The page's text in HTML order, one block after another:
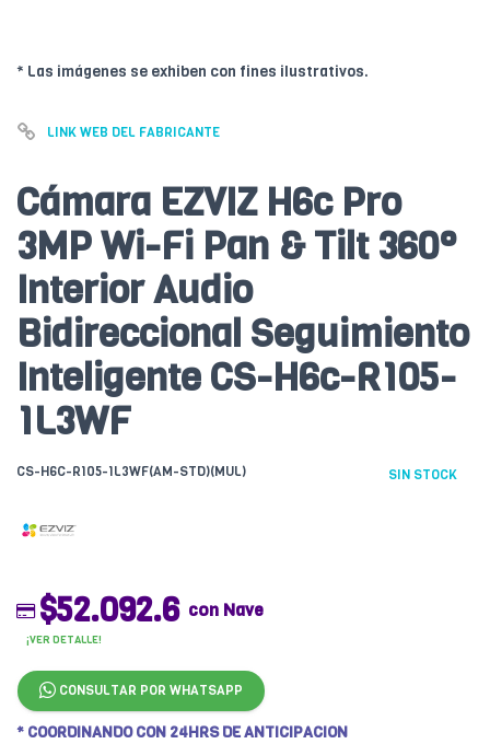
* Las imágenes se exhiben con fines ilustrativos.
LINK WEB DEL FABRICANTE
Cámara EZVIZ H6c Pro
3MP Wi-Fi Pan & Tilt 360°
Interior Audio
Bidireccional Seguimiento
Inteligente CS-H6c-R105-
1L3WF
CS-H6C-R105-1L3WF(AM-STD)(MUL) SIN STOCK
$52.092.6 con Nave
¡VER DETALLE!
CONSULTAR POR WHATSAPP
* COORDINANDO CON 24HRS DE ANTICIPACION